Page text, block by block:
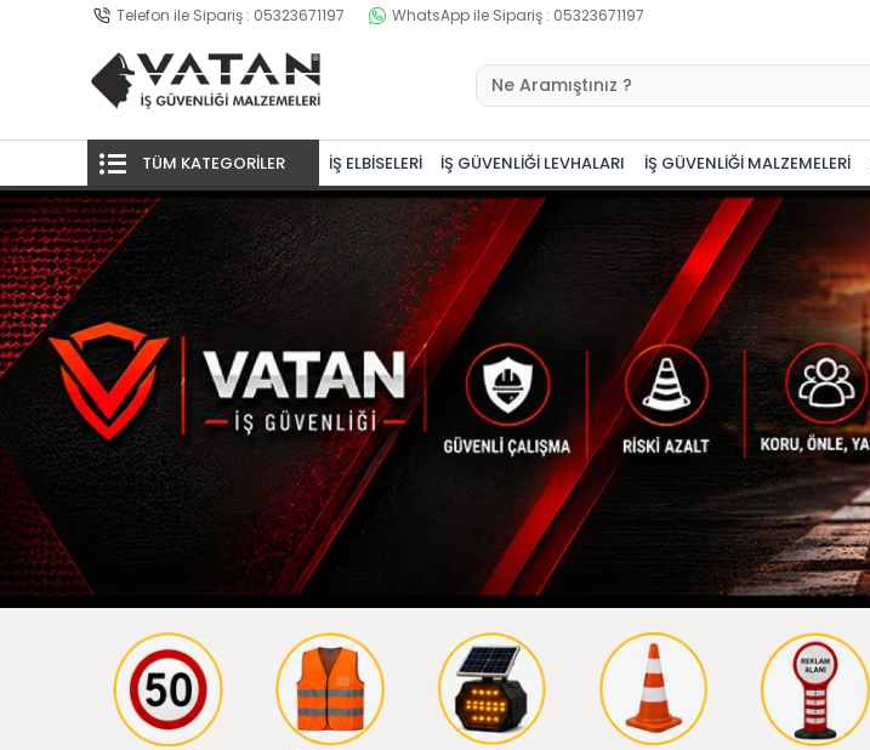
Telefon ile Sipariş : 05323671197 WhatsApp ile Sipariş : 05323671197
TÜM KATEGORİLER İŞ ELBİSELERİ İŞ GÜVENLİĞİ LEVHALARI İŞ GÜVENLİĞİ MALZEMELERİ